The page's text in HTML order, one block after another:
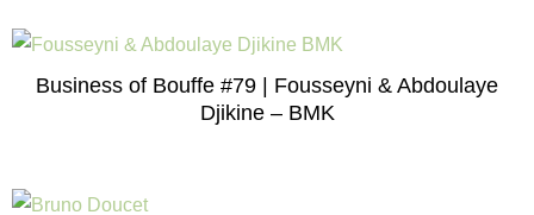
Business of Bouffe #79 | Fousseyni & Abdoulaye
Djikine – BMK